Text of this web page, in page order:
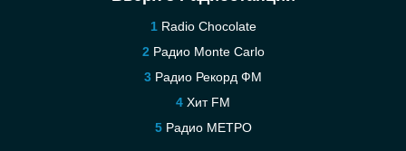
Radio Chocolate
Радио Monte Carlo
Радио Рекорд ФМ
Хит FM
Радио МЕТРО